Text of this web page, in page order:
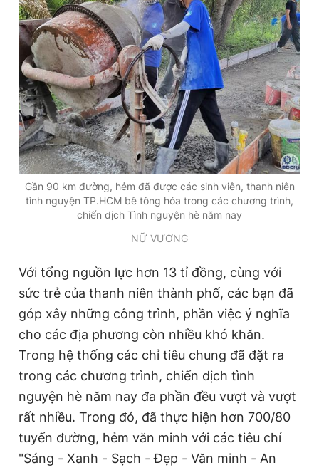
Gần 90 km đường, hẻm đã được các sinh viên, thanh niên
tình nguyện TP.HCM bê tông hóa trong các chương trình,
chiến dịch Tình nguyện hè năm nay
NỮ VƯƠNG
Với tổng nguồn lực hơn 13 tỉ đồng, cùng với
sức trẻ của thanh niên thành phố, các bạn đã
góp xây những công trình, phần việc ý nghĩa
cho các địa phương còn nhiều khó khăn.
Trong hệ thống các chỉ tiêu chung đã đặt ra
trong các chương trình, chiến dịch tình
nguyện hè năm nay đa phần đều vượt và vượt
rất nhiều. Trong đó, đã thực hiện hơn 700/80
tuyến đường, hẻm văn minh với các tiêu chí
"Sáng - Xanh - Sạch - Đẹp - Văn minh - An